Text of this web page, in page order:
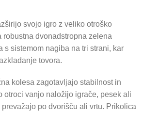
svojo igro z veliko otroško
robustna dvonadstropna zelena
s sistemom nagiba na tri strani, kar
tovora.
kolesa zagotavljajo stabilnost in
otroci vanjo naložijo igrače, pesek ali
po dvorišču ali vrtu. Prikolica